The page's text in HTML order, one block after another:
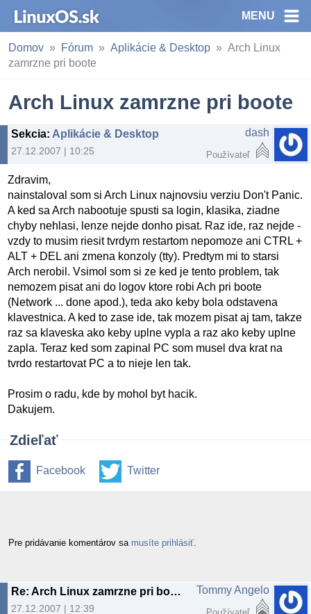
MENU
Domov Fórum Aplikácie & Desktop
Arch Linux
zamrzne pri boote
Arch Linux zamrzne pri boote
Sekcia: Aplikácie & Desktop
27.12.2007 | 10:25
dash
Používateľ
Zdravim,
nainstaloval som si Arch Linux najnovsiu verziu Don't Panic.
A ked sa Arch nabootuje spusti sa login, klasika, ziadne
chyby nehlasi, lenze nejde donho pisat. Raz ide, raz nejde -
vzdy to musim riesit tvrdym restartom nepomoze ani CTRL +
ALT + DEL ani zmena konzoly (tty). Predtym mi to starsi
Arch nerobil. Vsimol som si ze ked je tento problem, tak
nemozem pisat ani do logov ktore robi Ach pri boote
(Network ... done apod.), teda ako keby bola odstavena
klavestnica. A ked to zase ide, tak mozem pisat aj tam, takze
raz sa klaveska ako keby uplne vypla a raz ako keby uplne
zapla. Teraz ked som zapinal PC som musel dva krat na
tvrdo restartovat PC a to nieje len tak.
Prosim o radu, kde by mohol byt hacik.
Dakujem.
Zdieľať
Facebook Twitter
Pre pridávanie komentárov sa musíte prihlásiť
Re: Arch Linux zamrzne pri boote
27.12.2007 | 12:39
Tommy Angelo